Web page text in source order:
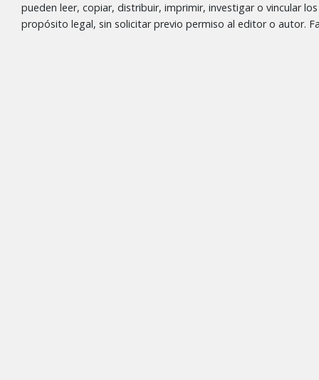
pueden leer, copiar, distribuir, imprimir, investigar o vincular
propósito legal, sin solicitar previo permiso al editor o autor.